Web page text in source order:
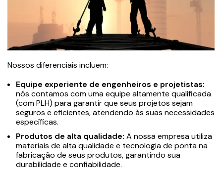
Nossos diferenciais incluem:
Equipe experiente de engenheiros e projetistas:
nós contamos com uma equipe altamente qualificada
(com PLH) para garantir que seus projetos sejam
seguros e eficientes, atendendo às suas necessidades
específicas.
Produtos de alta qualidade: A nossa empresa utiliza
materiais de alta qualidade e tecnologia de ponta na
fabricação de seus produtos, garantindo sua
durabilidade e confiabilidade.